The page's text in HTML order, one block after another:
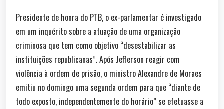
Presidente de honra do PTB, o ex-parlamentar é investigado
em um inquérito sobre a atuação de uma organização
criminosa que tem como objetivo “desestabilizar as
instituições republicanas”. Após Jefferson reagir com
violência à ordem de prisão, o ministro Alexandre de Moraes
emitiu no domingo uma segunda ordem para que “diante de
todo exposto, independentemente do horário” se efetuasse a